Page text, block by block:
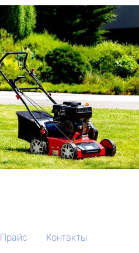
Прайс Контакты